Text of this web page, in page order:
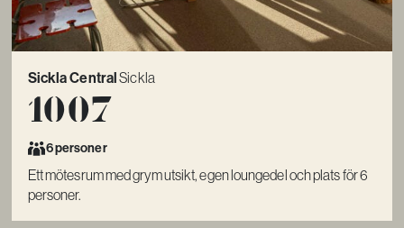
Sickla CentralSickla
1007
6 personer
Ett mötesrum med grym utsikt, egen loungedel och plats för 6
personer.